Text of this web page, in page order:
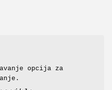
opcija za